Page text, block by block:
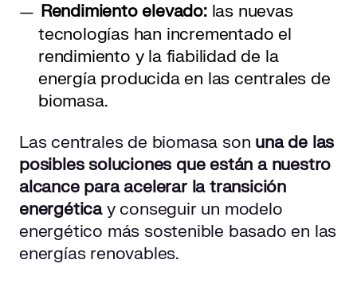
Rendimiento elevado:las nuevas
tecnologías han incrementado el
rendimiento y la fiabilidad de la
energía producida en las centrales de
biomasa.
Las centrales de biomasa son una de las
posibles soluciones que están a nuestro
alcance para acelerar la transición
energéticay conseguir un modelo
energético más sostenible basado en las
energías renovables.